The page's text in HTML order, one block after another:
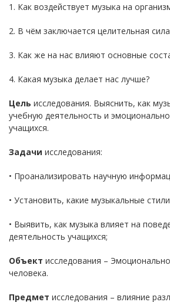
1. Как воздействует музыка на
2. В чём заключается целительная
3. Как же на нас влияют основные
4. Какая музыка делает нас лучше?
Цель исследования. Выяснить, как
учебную деятельность и
учащихся.
Задачи исследования:
• Проанализировать научную
• Установить, какие музыкальные
• Выявить, как музыка влияет на
деятельность учащихся;
Объект исследования –
человека.
Предмет исследования – влияние